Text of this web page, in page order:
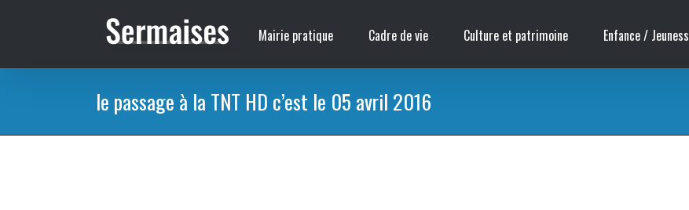
Mairie pratique Cadre de vie Culture et patrimoine Enfance /
le passage à la TNT HD c’est le 05 avril 2016